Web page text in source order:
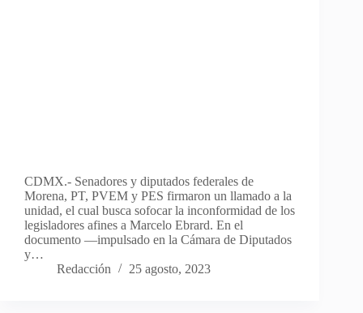
CDMX.- Senadores y diputados federales de
Morena, PT, PVEM y PES firmaron un llamado a la
unidad, el cual busca sofocar la inconformidad de los
legisladores afines a Marcelo Ebrard. En el
documento —impulsado en la Cámara de Diputados
y…
Redacción
25 agosto, 2023